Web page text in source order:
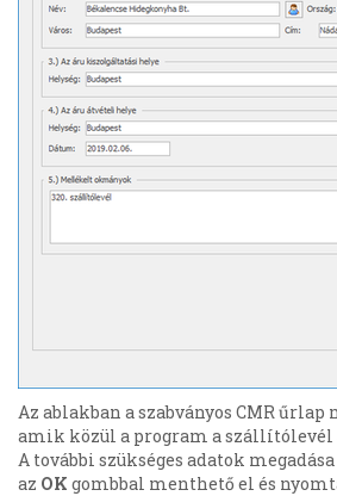
Az ablakban a szabványos CMR
amik közül a program a
A további szükséges adatok
az OK gombbal menthető el és